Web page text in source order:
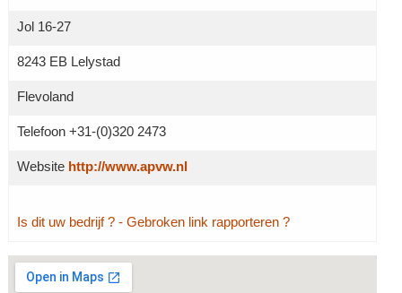
Jol 16-27
8243 EB Lelystad
Flevoland
Telefoon +31-(0)320 2473
Website http://www.apvw.nl
Is dit uw bedrijf ? - Gebroken link rapporteren ?
Grotere kaart weergeven